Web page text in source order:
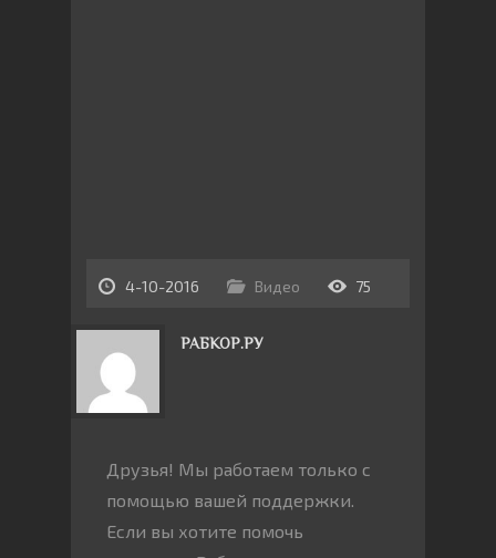
4-10-2016 Видео 75
РАБКОР.РУ
Друзья! Мы работаем только с
помощью вашей поддержки.
Если вы хотите помочь